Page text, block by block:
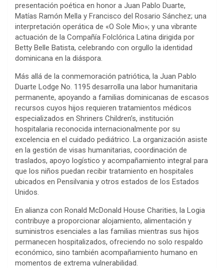
presentación poética en honor a Juan Pablo Duarte,
Matías Ramón Mella y Francisco del Rosario Sánchez; una
interpretación operática de «O Sole Mio»; y una vibrante
actuación de la Compañía Folclórica Latina dirigida por
Betty Belle Batista, celebrando con orgullo la identidad
dominicana en la diáspora.
Más allá de la conmemoración patriótica, la Juan Pablo
Duarte Lodge No. 1195 desarrolla una labor humanitaria
permanente, apoyando a familias dominicanas de escasos
recursos cuyos hijos requieren tratamientos médicos
especializados en Shriners Children’s, institución
hospitalaria reconocida internacionalmente por su
excelencia en el cuidado pediátrico. La organización asiste
en la gestión de visas humanitarias, coordinación de
traslados, apoyo logístico y acompañamiento integral para
que los niños puedan recibir tratamiento en hospitales
ubicados en Pensilvania y otros estados de los Estados
Unidos.
En alianza con Ronald McDonald House Charities, la Logia
contribuye a proporcionar alojamiento, alimentación y
suministros esenciales a las familias mientras sus hijos
permanecen hospitalizados, ofreciendo no solo respaldo
económico, sino también acompañamiento humano en
momentos de extrema vulnerabilidad.